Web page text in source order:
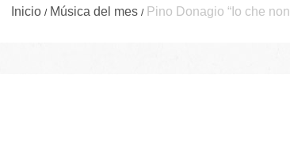
Inicio Música del mes Pino Donagio “Io che